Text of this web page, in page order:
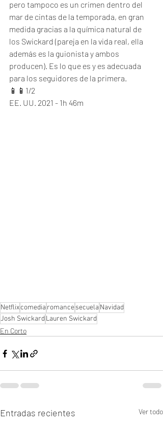
pero tampoco es un crimen dentro del
mar de cintas de la temporada, en gran
medida gracias a la química natural de
los Swickard (pareja en la vida real, ella
además es la guionista y ambos
producen). Es lo que es y es adecuada
para los seguidores de la primera.
📱📱1/2
EE. UU. 2021 - 1h 46m
Netflixcomedia romancesecuela Navidad
Josh SwickardLauren Swickard
En Corto
Entradas recientes Ver todo